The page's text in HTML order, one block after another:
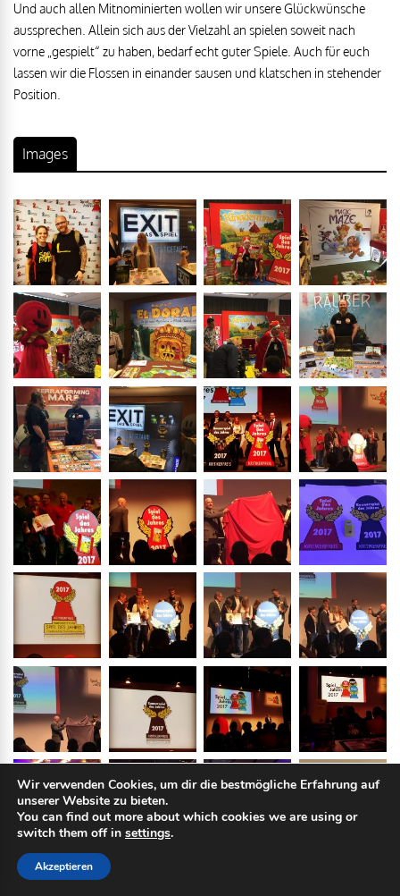
Und auch allen Mitnominierten wollen wir unsere Glückwünsche
aussprechen. Allein sich aus der Vielzahl an spielen soweit nach
vorne „gespielt“ zu haben, bedarf echt guter Spiele. Auch für euch
lassen wir die Flossen in einander sausen und klatschen in stehender
Position.
Images
Wir verwenden Cookies, um dir die bestmögliche Erfahrung auf
unserer Website zu bieten.
You can find out more about which cookies we are using or
switch them off in settings.
Akzeptieren